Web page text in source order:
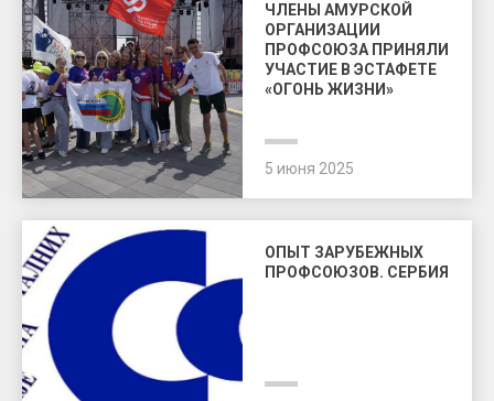
ЧЛЕНЫ АМУРСКОЙ
ОРГАНИЗАЦИИ
ПРОФСОЮЗА ПРИНЯЛИ
УЧАСТИЕ В ЭСТАФЕТЕ
«ОГОНЬ ЖИЗНИ»
5 июня 2025
ОПЫТ ЗАРУБЕЖНЫХ
ПРОФСОЮЗОВ. СЕРБИЯ